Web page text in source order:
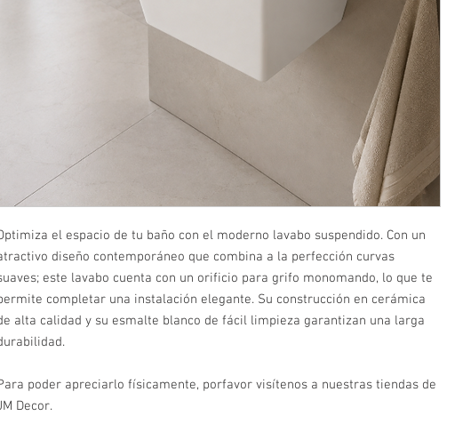
el espacio de tu baño con el moderno lavabo suspendido. Con un
diseño contemporáneo que combina a la perfección curvas
este lavabo cuenta con un orificio para grifo monomando, lo que te
completar una instalación elegante. Su construcción en cerámica
alta calidad y su esmalte blanco de fácil limpieza garantizan una larga
poder apreciarlo físicamente, porfavor visítenos a nuestras tiendas de
Decor.